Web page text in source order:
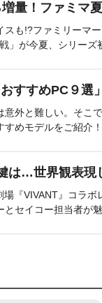
量！ファミマ
スも!?ファミリーマ
」が今夏、シリーズ
すすめPC９選
意外と難しい。そこ
めモデルをご紹介！
は…世界観表現
『VIVANT』コラボ
セイコー担当者が魅